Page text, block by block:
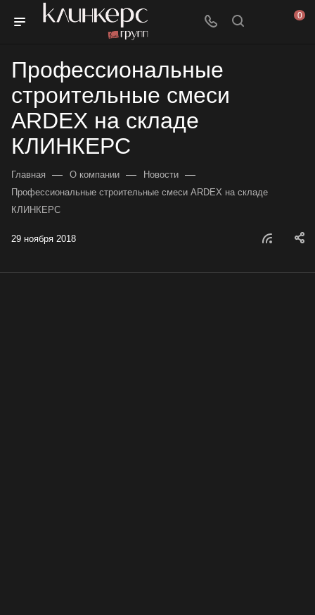
0
Профессиональные
строительные смеси
ARDEX на складе
КЛИНКЕРС
Главная — О компании — Новости —
Профессиональные строительные смеси ARDEX на складе
КЛИНКЕРС
29 ноября 2018